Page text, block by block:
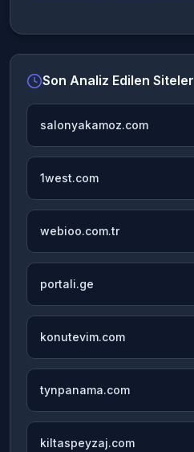
Son Analiz Edilen Siteler
salonyakamoz.com
1west.com
webioo.com.tr
portali.ge
konutevim.com
tynpanama.com
kiltaspeyzaj.com